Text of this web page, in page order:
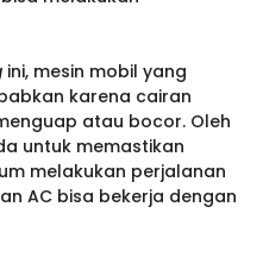
ini, mesin mobil yang
karena cairan
atau bocor. Oleh
untuk memastikan
melakukan perjalanan
AC bisa bekerja dengan